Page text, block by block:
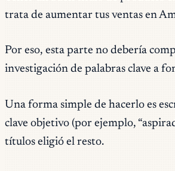
trata de aumentar tus ventas en
Por eso, esta parte no debería
investigación de palabras clave a
Una forma simple de hacerlo es
clave objetivo (por ejemplo,
títulos eligió el resto.